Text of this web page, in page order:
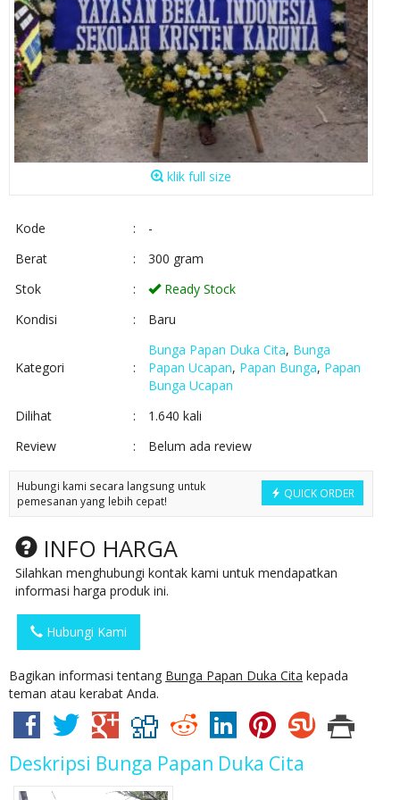
klik full size
Kode :
-
Berat
:
300 gram
Stok
:
Ready Stock
Kondisi
: Baru
Kategori :
Bunga Papan Duka Cita, Bunga
Papan Ucapan, Papan Bunga, Papan
Bunga Ucapan
Dilihat
:
1.640 kali
Review
: Belum ada review
QUICK ORDER
Hubungi kami secara langsung untuk
pemesanan yang lebih cepat!
INFO HARGA
Silahkan menghubungi kontak kami untuk mendapatkan
informasi harga produk ini.
Hubungi Kami
Bagikan informasi tentang Bunga Papan Duka Cita kepada
teman atau kerabat Anda.
Deskripsi Bunga Papan Duka Cita